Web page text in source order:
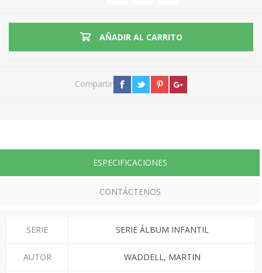
AÑADIR AL CARRITO
Compartir
ESPECIFICACIONES
CONTÁCTENOS
SERIE SERIE ÁLBUM INFANTIL
AUTOR WADDELL, MARTIN